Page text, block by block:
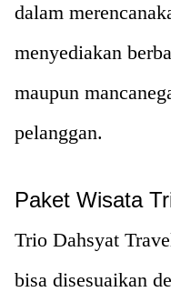
dalam
menyediakan
maupun
pelanggan.
Paket Wisata
Trio Dahsyat
bisa disesuaikan